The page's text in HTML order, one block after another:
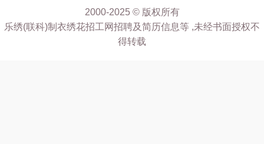
2000-2025 © 版权所有
乐绣(联科)制衣绣花招工网招聘及简历信息等 ,未经书面授权不
得转载